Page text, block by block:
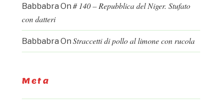
Babbabra On # 140 – Repubblica del Niger. Stufato
con datteri
Babbabra On Straccetti di pollo al limone con rucola
Meta